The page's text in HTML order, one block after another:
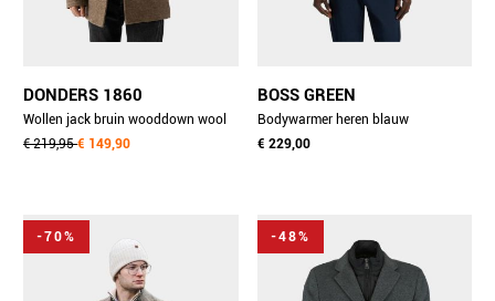
DONDERS 1860
Wollen jack bruin wooddown wool
coat 21807.3/410
€ 219,95€ 149,90
BOSS GREEN
Bodywarmer heren blauw
v_urbanex vest 10262007 01
€ 229,00
-70% -48%